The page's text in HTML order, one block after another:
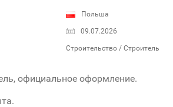
Польша
09.07.2026
Строительство / Строитель
официальное оформление.